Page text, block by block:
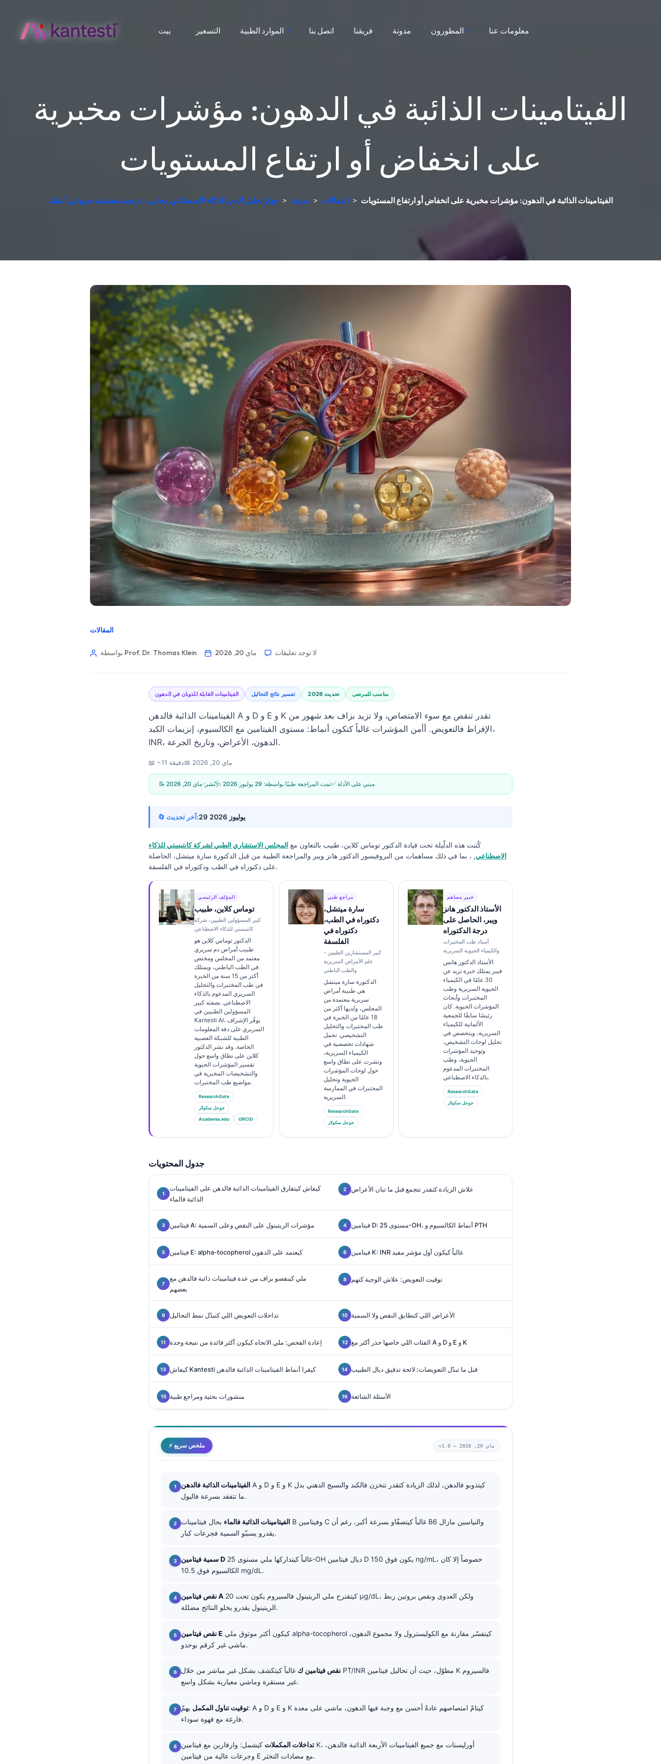
بيت التسعير الموارد الطبية اتصل بنا فريقنا مدونة المطورون معلومات عنا
الفيتامينات الذائبة في الدهون: مؤشرات مخبرية
على انخفاض أو ارتفاع المستويات
جهاز تحليل الدم بالذكاء الاصطناعي مجاني - ترجمة معملية، صنع في ألمانيا > مدونة > المقالات > الفيتامينات الذائبة في الدهون: مؤشرات مخبرية على انخفاض أو ارتفاع المستويات
المقالات
بواسطة Prof. Dr. Thomas Klein ماي 20, 2026 لا توجد تعليقات
الفيتامينات القابلة للذوبان في الدهون تفسير نتائج التحاليل تحديث 2026 مناسب للمرضى
الفيتامينات الذائبة فالدهن A و D و E و K تقدر تنقص مع سوء الامتصاص، ولا تزيد بزاف بعد شهور من
الإفراط فالتعويض. أأمن المؤشرات غالباً كتكون أنماط: مستوى الفيتامين مع الكالسيوم، إنزيمات الكبد،
INR، الدهون، الأعراض، وتاريخ الجرعة.
📖 ~11 دقيقة📅 ماي 20, 2026
📝 نُشر: ماي 20, 2026 🩺 تمت المراجعة طبيًا بواسطة: 29 يوليوز 2026 ✅ مبني على الأدلة
🔄 آخر تحديث: 29 يوليوز 2026
كُتبت هذه الدلّيلة تحت قيادة الدكتور توماس كلاين، طبيب بالتعاون مع المجلس الاستشاري الطبي لشركة كانتيستي للذكاء
الاصطناعي, ، بما في ذلك مساهمات من البروفيسور الدكتور هانز ويبر والمراجعة الطبية من قبل الدكتورة سارة ميتشل، الحاصلة
على دكتوراه في الطب ودكتوراه في الفلسفة.
المؤلف الرئيسي
توماس كلاين، طبيب
كبير المسؤولين الطبيين، شركة
كانتيستي للذكاء الاصطناعي
الدكتور توماس كلاين هو
طبيب أمراض دم سريري
معتمد من المجلس ومختص
في الطب الباطني، ويمتلك
أكثر من 15 سنة من الخبرة
في طب المختبرات والتحليل
السريري المدعوم بالذكاء
الاصطناعي. بصفته كبير
المسؤولين الطبيين في
Kantesti AI، يوفّر الإشراف
السريري على دقة المعلومات
الطبية للشبكة العصبية
الخاصة. وقد نشر الدكتور
كلاين على نطاق واسع حول
تفسير المؤشرات الحيوية
والتشخيصات المخبرية في
مواضيع طب المختبرات.
ResearchGate
جوجل سكولار
Academia.edu ORCID
مراجع طبي
سارة ميتشل،
دكتوراه في الطب،
دكتوراه في
الفلسفة
كبير المستشارين الطبيين -
علم الأمراض السريرية
والطب الباطني
الدكتورة سارة ميتشل
هي طبيبة أمراض
سريرية معتمدة من
المجلس، ولديها أكثر من
18 عامًا من الخبرة في
طب المختبرات والتحليل
التشخيصي. تحمل
شهادات تخصصية في
الكيمياء السريرية،
ونشرت على نطاق واسع
حول لوحات المؤشرات
الحيوية وتحليل
المختبرات في الممارسة
السريرية.
ResearchGate
جوجل سكولار
خبير مساهم
الأستاذ الدكتور هانز
ويبر، الحاصل على
درجة الدكتوراه
أستاذ طب المختبرات
والكيمياء الحيوية السريرية
الأستاذ الدكتور هانس
فيبر يمتلك خبرة تزيد عن
30 عامًا في الكيمياء
الحيوية السريرية وطب
المختبرات وأبحاث
المؤشرات الحيوية. كان
رئيسًا سابقًا للجمعية
الألمانية للكيمياء
السريرية، ويتخصص في
تحليل لوحات التشخيص،
وتوحيد المؤشرات
الحيوية، وطب
المختبرات المدعوم
بالذكاء الاصطناعي.
ResearchGate
جوجل سكولار
جدول المحتويات
كيفاش كيتفارق الفيتامينات الذائبة فالدهن على الفيتامينات
الذائبة فالماء
علاش الزيادة كتقدر تتجمع قبل ما تبان الأعراض
فيتامين A: مؤشرات الريتينول على النقص وعلى السمية فيتامين D: مستوى 25-OH، أنماط الكالسيوم و PTH
فيتامين E: alpha-tocopherol كيعتمد على الدهون فيتامين K: INR غالباً كيكون أول مؤشر مفيد
ملي كينقصو بزاف من عدة فيتامينات ذائبة فالدهن مع
بعضهم
توقيت التعويض: علاش الوجبة كتهم
تداخلات التعويض اللي كتبدّل نمط التحاليل الأعراض اللي كتطابق النقص ولا السمية
إعادة الفحص: ملي الاتجاه كيكون أكثر فائدة من نتيجة وحدة الفئات اللي خاصها حذر أكثر مع A و D و E و K
كيفاش Kantesti كيقرا أنماط الفيتامينات الذائبة فالدهن قبل ما تبدّل التعويضات: لائحة تدقيق ديال الطبيب
منشورات بحثية ومراجع طبية الأسئلة الشائعة
⚡ ملخص سريع v1.0 — ماي 20, 2026
الفيتامينات الذائبة فالدهن A و D و E و K كيتذوبو فالدهن، لذلك الزيادة كتقدر تتخزن فالكبد والنسيج الدهني بدل
ما تتفقد بسرعة فالبول.
الفيتامينات الذائبة فالماء بحال فيتامينات B وفيتامين C غالباً كيتصفّاو بسرعة أكبر، رغم أن B6 والنياسين مازال
يقدرو يسببّو السمية فجرعات كبار.
سمية فيتامين D
الكالسيوم فوق 10.5 mg/dL.
نقص فيتامين A
الريتينول يقدرو يخلو النتائج مضللة.
نقص فيتامين E
ماشي غير كرقم بوحدو.
نقص فيتامين ك غالباً كيتكشف بشكل غير مباشر من خلال PT/INR مطوّل، حيث أن تحاليل فيتامين K فالسيروم
غير مستقرة وماشي معيارية بشكل واسع.
توقيت تناول المكمل يهمّ: A و D و E و K كيتامّ امتصاصهم عادةً أحسن مع وجبة فيها الدهون، ماشي على معدة
فارغة مع قهوة سوداء.
تداخلات المكملات كيشمل: وارفارين مع فيتامين K، أورليستات مع جميع الفيتامينات الأربعة الذائبة فالدهن،
وجرعات عالية من فيتامين E مع مضادات التخثر.